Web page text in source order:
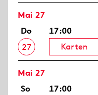
Mai 27
Do
27
17:00
Karten
Mai 27
So
17:00